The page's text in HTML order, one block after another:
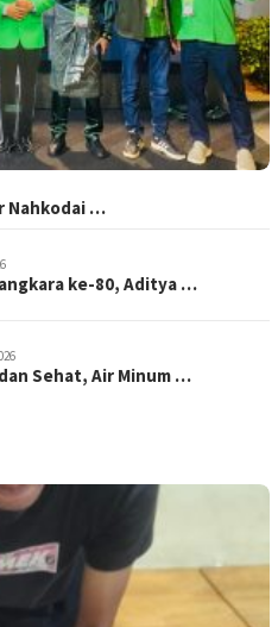
Nahkodai …
ke-80, Aditya …
Sehat, Air Minum …